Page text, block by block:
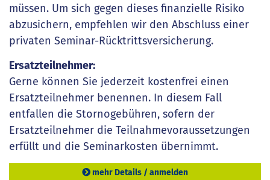
müssen. Um sich gegen dieses finanzielle Risiko
abzusichern, empfehlen wir den Abschluss einer
privaten Seminar-Rücktrittsversicherung.
Ersatzteilnehmer:
Gerne können Sie jederzeit kostenfrei einen
Ersatzteilnehmer benennen. In diesem Fall
entfallen die Stornogebühren, sofern der
Ersatzteilnehmer die Teilnahmevoraussetzungen
erfüllt und die Seminarkosten übernimmt.
mehr Details / anmelden